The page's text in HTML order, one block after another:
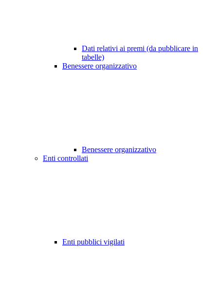
Dati relativi ai premi (da pubblicare in
tabelle)
Benessere organizzativo
Benessere organizzativo
Enti controllati
Enti pubblici vigilati